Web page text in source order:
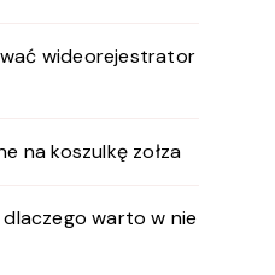
wideorejestrator
na koszulkę zołza
dlaczego warto w nie